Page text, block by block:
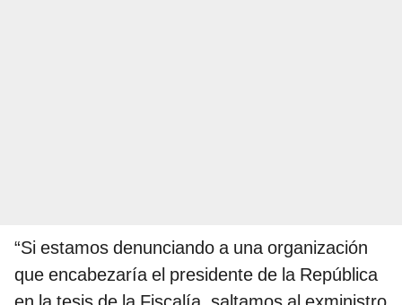
“Si estamos denunciando a una organización
que encabezaría el presidente de la República